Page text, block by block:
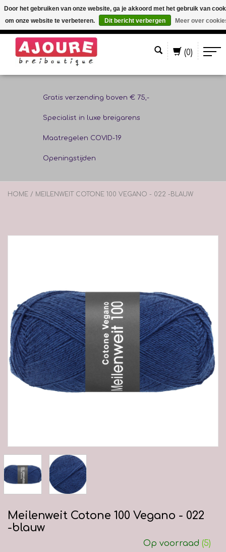
(0)
Gratis verzending boven € 75,-
Specialist in luxe breigarens
Maatregelen COVID-19
Openingstijden
HOME / MEILENWEIT COTONE 100 VEGANO - 022 -BLAUW
Meilenweit Cotone 100 Vegano - 022
-blauw
Op voorraad (5)
Door het gebruiken van onze website, ga je akkoord met het gebruik van
om onze website te verbeteren.
Dit bericht verbergen Meer over